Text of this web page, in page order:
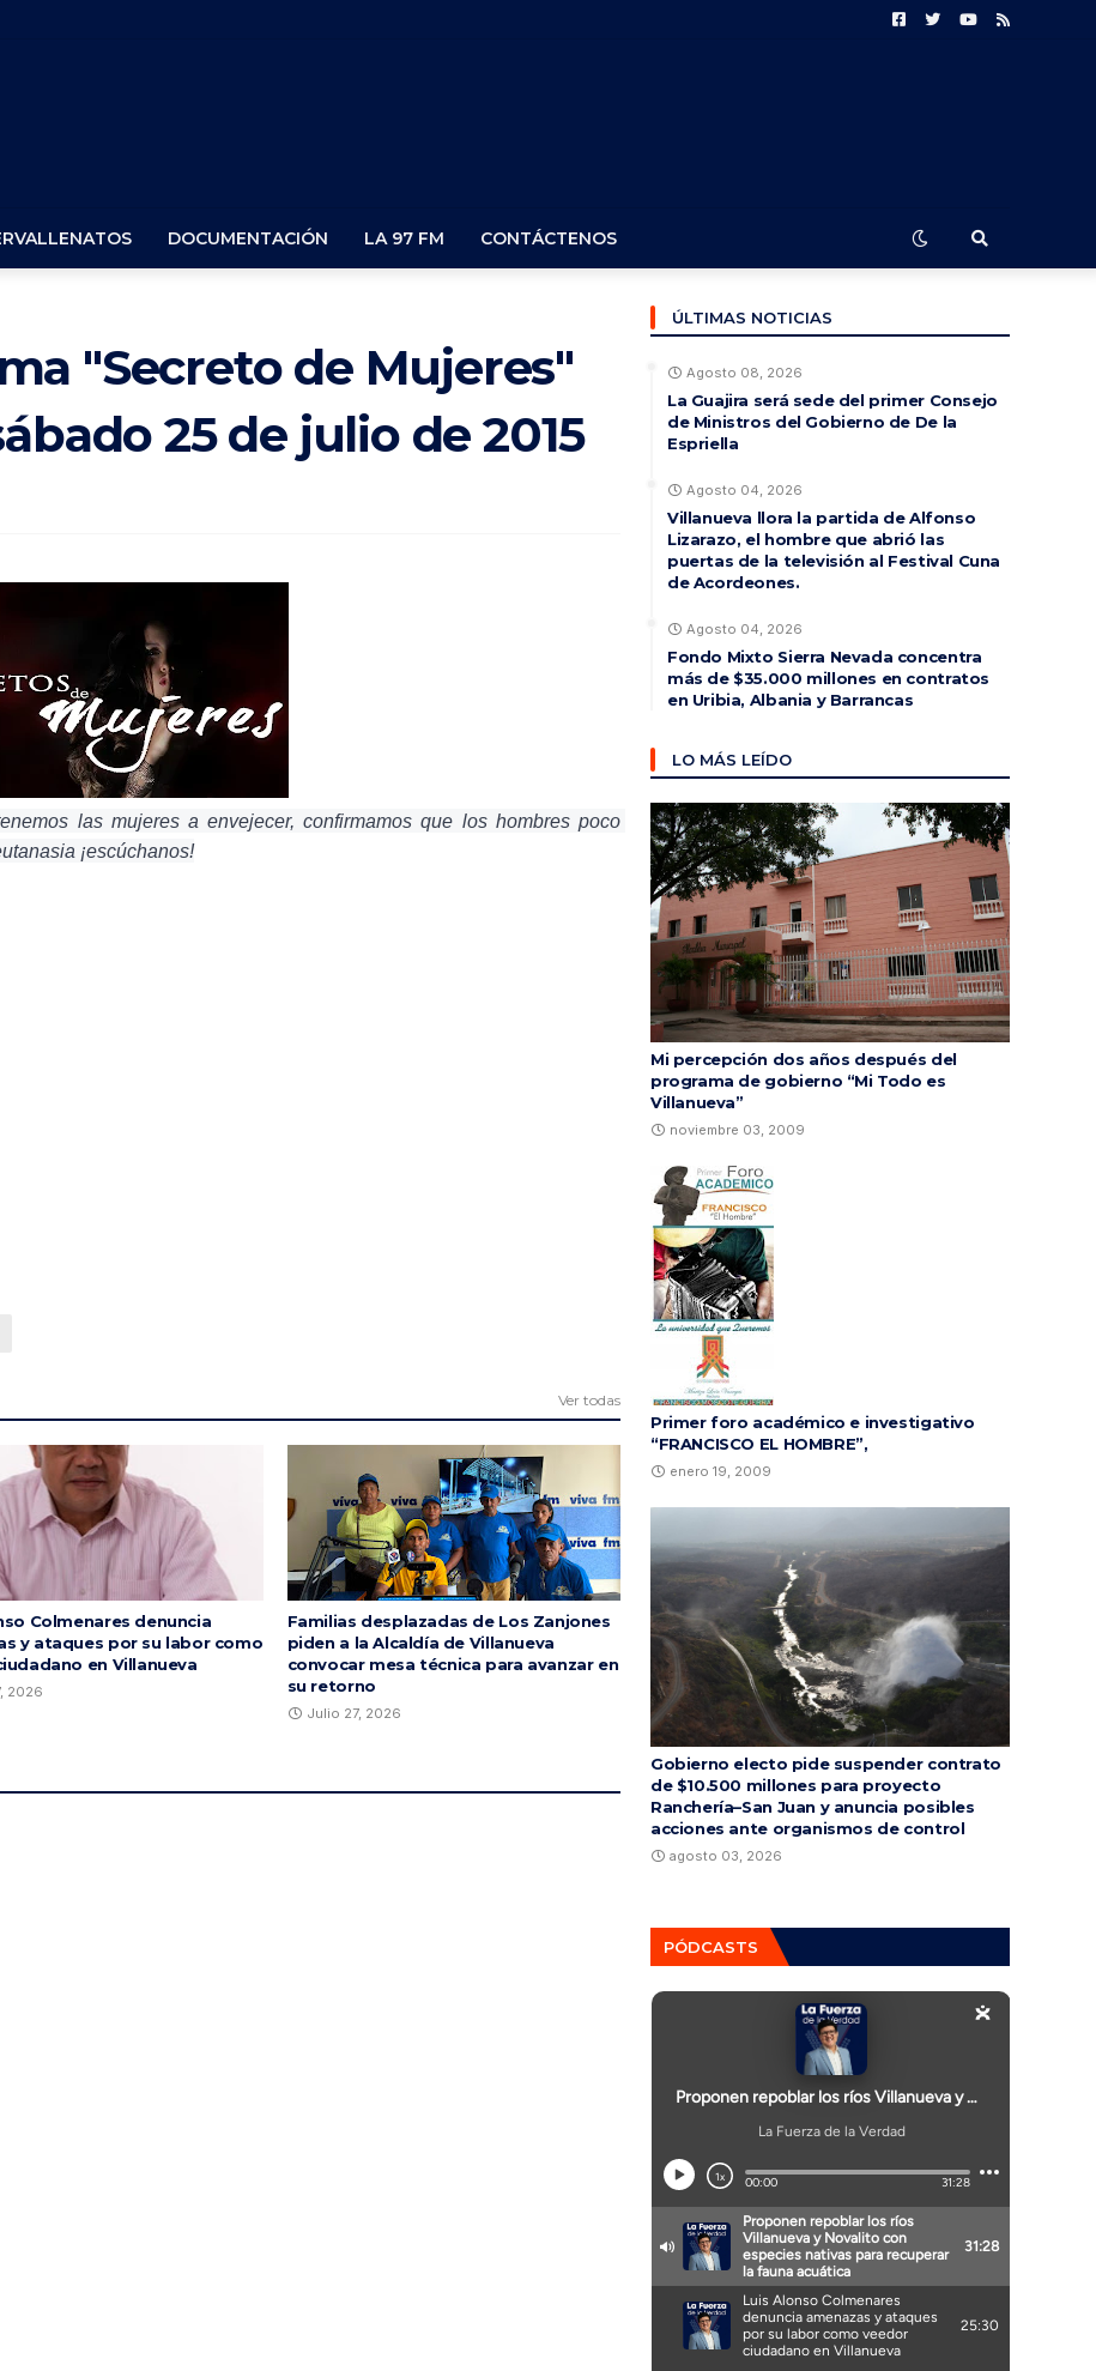
DOCUMENTACIÓN LA 97 FM CONTÁCTENOS
"Secreto de Mujeres"
25 de julio de 2015
las mujeres a envejecer, confirmamos que los hombres poco
¡escúchanos!
Ver todas
Colmenares denuncia
y ataques por su labor como
en Villanueva
2026
Familias desplazadas de Los Zanjones
piden a la Alcaldía de Villanueva
convocar mesa técnica para avanzar en
su retorno
Julio 27, 2026
ÚLTIMAS NOTICIAS
Agosto 08, 2026
La Guajira será sede del primer Consejo
de Ministros del Gobierno de De la
Espriella
Agosto 04, 2026
Villanueva llora la partida de Alfonso
Lizarazo, el hombre que abrió las
puertas de la televisión al Festival Cuna
de Acordeones.
Agosto 04, 2026
Fondo Mixto Sierra Nevada concentra
más de $35.000 millones en contratos
en Uribia, Albania y Barrancas
LO MÁS LEÍDO
Mi percepción dos años después del
programa de gobierno “Mi Todo es
Villanueva”
noviembre 03, 2009
Primer foro académico e investigativo
“FRANCISCO EL HOMBRE”,
enero 19, 2009
Gobierno electo pide suspender contrato
de $10.500 millones para proyecto
Ranchería–San Juan y anuncia posibles
acciones ante organismos de control
agosto 03, 2026
PÓDCASTS